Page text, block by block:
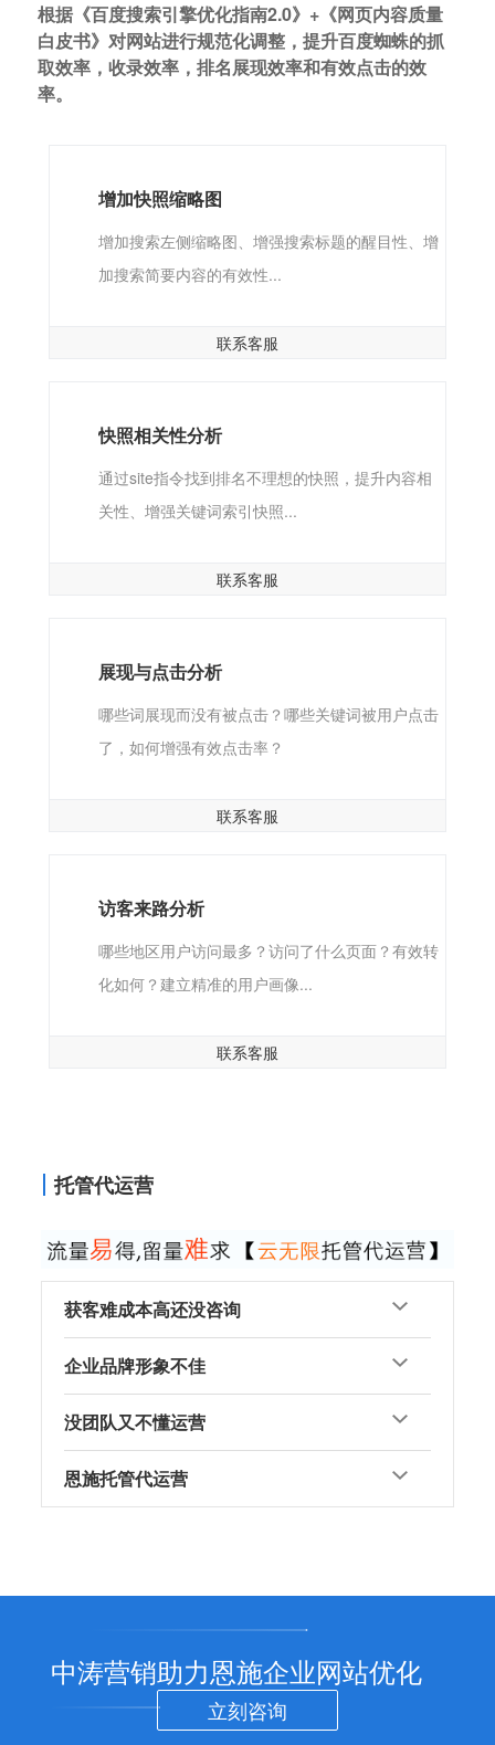
根据《百度搜索引擎优化指南2.0》+《网页内容质量
白皮书》对网站进行规范化调整，提升百度蜘蛛的抓
取效率，收录效率，排名展现效率和有效点击的效
率。
增加快照缩略图
增加搜索左侧缩略图、增强搜索标题的醒目性、增
加搜索简要内容的有效性...
联系客服
快照相关性分析
通过site指令找到排名不理想的快照，提升内容相
关性、增强关键词索引快照...
联系客服
展现与点击分析
哪些词展现而没有被点击？哪些关键词被用户点击
了，如何增强有效点击率？
联系客服
访客来路分析
哪些地区用户访问最多？访问了什么页面？有效转
化如何？建立精准的用户画像...
联系客服
托管代运营
获客难成本高还没咨询
企业品牌形象不佳
没团队又不懂运营
恩施托管代运营
中涛营销助力恩施企业网站优化
立刻咨询